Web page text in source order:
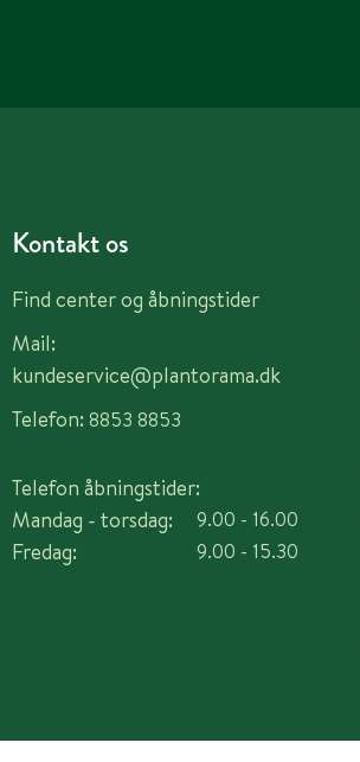
Kontakt os
Find center og åbningstider
Mail:
kundeservice@plantorama.dk
Telefon: 8853 8853
Telefon åbningstider:
Mandag - torsdag:
Fredag:
9.00 - 16.00
9.00 - 15.30